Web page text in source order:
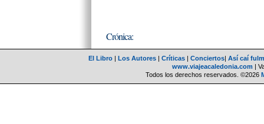
Crónica:
El Libro | Los Autores | Críticas | Conciertos| Así caí
www.viajeacaledonia.com |
Todos los derechos reservados. ©2026